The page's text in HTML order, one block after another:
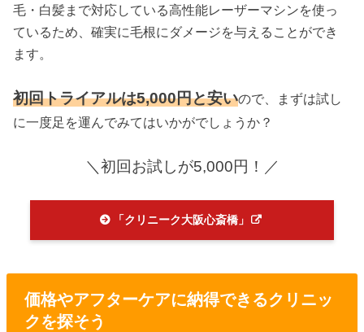
毛・白髪まで対応している高性能レーザーマシンを使っ
ているため、確実に毛根にダメージを与えることができ
ます。
初回トライアルは5,000円と安いので、まずは試し
に一度足を運んでみてはいかがでしょうか？
＼初回お試しが5,000円！／
「クリニーク大阪心斎橋」
価格やアフターケアに納得できるクリニッ
クを探そう